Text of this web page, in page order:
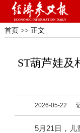
首页 >> 正文
ST葫芦娃及
2026-05-22
5月21日，儿